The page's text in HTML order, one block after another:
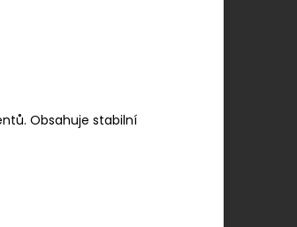
Obsahuje stabilní